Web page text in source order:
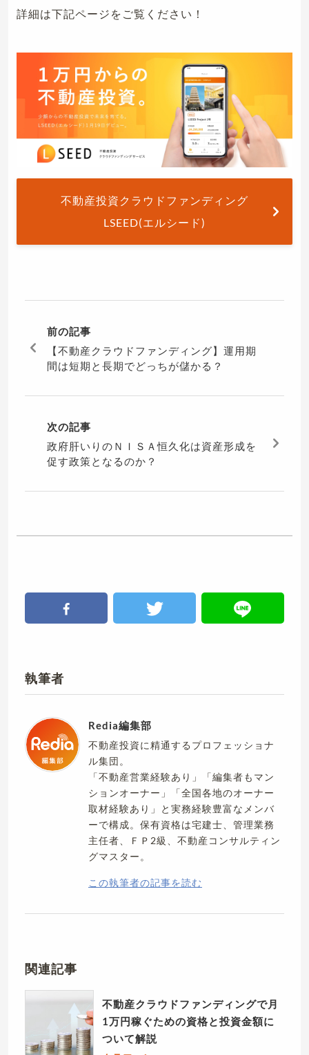
詳細は下記ページをご覧ください！
不動産投資クラウドファンディング
LSEED(エルシード)
前の記事
【不動産クラウドファンディング】運用期
間は短期と長期でどっちが儲かる？
次の記事
政府肝いりのＮＩＳＡ恒久化は資産形成を
促す政策となるのか？
執筆者
Redia編集部
不動産投資に精通するプロフェッショナ
ル集団。
「不動産営業経験あり」「編集者もマン
ションオーナー」「全国各地のオーナー
取材経験あり」と実務経験豊富なメンバ
ーで構成。保有資格は宅建士、管理業務
主任者、ＦＰ2級、不動産コンサルティン
グマスター。
この執筆者の記事を読む
関連記事
不動産クラウドファンディングで月
1万円稼ぐための資格と投資金額に
ついて解説